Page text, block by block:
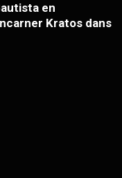
en
Kratos dans